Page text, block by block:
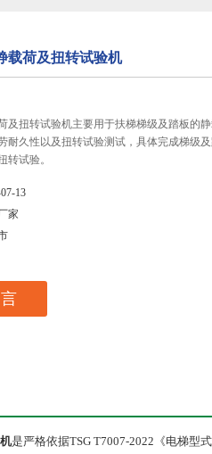
载荷及扭转试验机
及扭转试验机主要用于扶梯梯级及踏板的
耐久性以及扭转试验测试，具体完成梯级
转试验。
13
家
是严格依据TSG T7007-2022《电梯型